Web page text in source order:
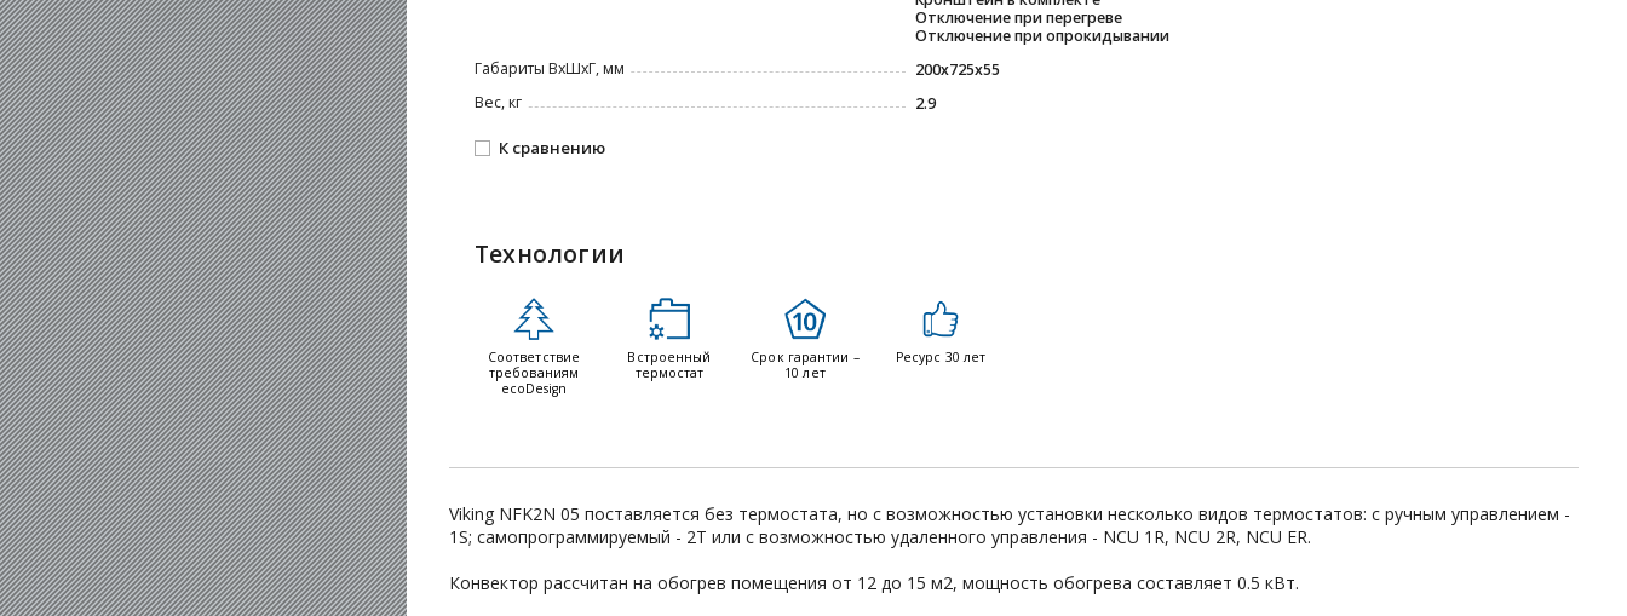
Отключение при перегреве
Отключение при опрокидывании
Габариты ВxШxГ, мм
200x725x55
Вес, кг
2.9
К сравнению
Технологии
Соответствие
требованиям
ecoDesign
Встроенный
термостат
Срок гарантии –
10 лет
Ресурс 30 лет
Viking NFK2N 05 поставляется без термостата, но с возможностью установки несколько видов термостатов: с ручным управлением -
1S; самопрограммируемый - 2Т или с возможностью удаленного управления - NCU 1R, NCU 2R, NCU ER.
Конвектор рассчитан на обогрев помещения от 12 до 15 м2, мощность обогрева составляет 0.5 кВт.